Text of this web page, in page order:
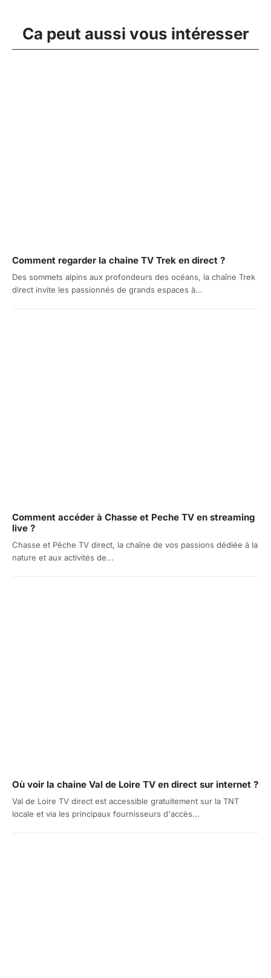
Ca peut aussi vous intéresser
Comment regarder la chaine TV Trek en direct ?
Des sommets alpins aux profondeurs des océans, la chaîne Trek
direct invite les passionnés de grands espaces à...
Comment accéder à Chasse et Peche TV en streaming
live ?
Chasse et Pêche TV direct, la chaîne de vos passions dédiée à la
nature et aux activités de...
Où voir la chaine Val de Loire TV en direct sur internet ?
Val de Loire TV direct est accessible gratuitement sur la TNT
locale et via les principaux fournisseurs d'accès...